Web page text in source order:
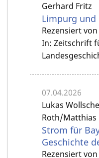
Gerhard Fritz
Limpurg und
Rezensiert
In: Zeitschrift
07.04.2026
Lukas
Roth/Matthias
Strom für
Geschichte
Rezensiert